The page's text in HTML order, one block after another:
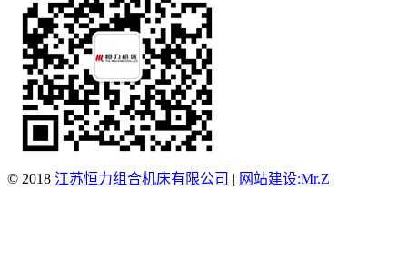
© 2018 江苏恒力组合机床有限公司 | 网站建设:Mr.Z